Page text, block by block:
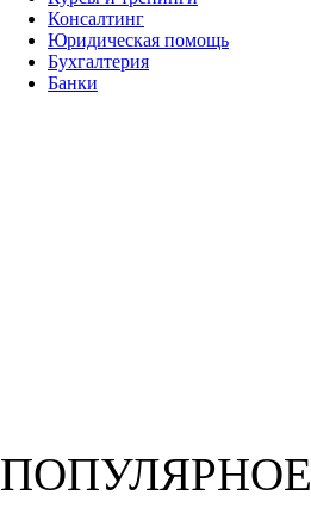
Консалтинг
Юридическая помощь
Бухгалтерия
Банки
ПОПУЛЯРНОЕ